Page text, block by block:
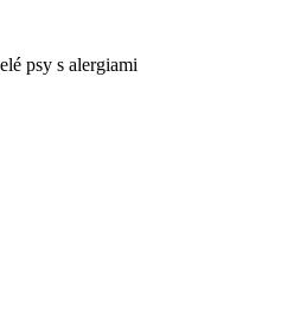
psy s alergiami